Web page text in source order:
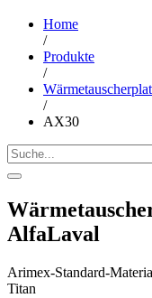
Home
/
Produkte
/
/
AX30
AlfaLaval
Arimex-Standard-
Titan